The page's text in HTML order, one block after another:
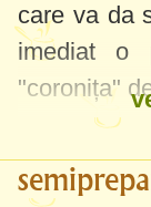
care va da
imediat o
"coronița"
combinat